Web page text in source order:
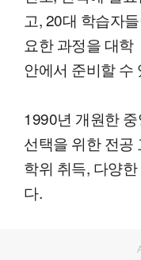
고, 20대 학습자
요한 과정을 대학
안에서 준비할 수
1990년 개원한
선택을 위한 전공
학위 취득, 다양
다.